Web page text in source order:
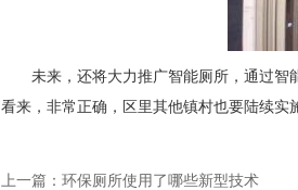
未来，还将大力推广智能厕所，通过智
看来，非常正确，区里其他镇村也要陆续实
上一篇： 环保厕所使用了哪些新型技术